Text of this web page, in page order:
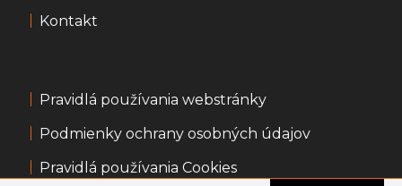
Kontakt
Pravidlá používania webstránky
Podmienky ochrany osobných údajov
Pravidlá používania Cookies